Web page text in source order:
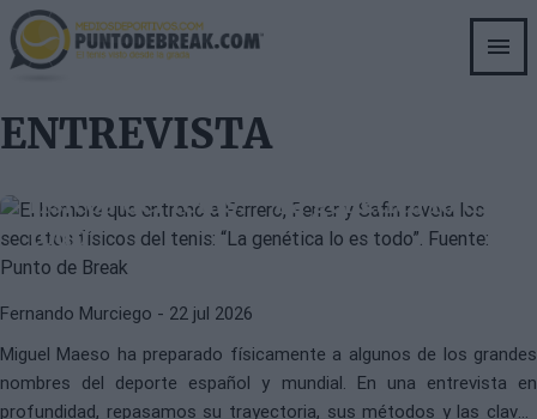
Skip
to
main
ENTREVISTA
El hombre que moldeó a Ferrero,
físicos del tenis: “La genética lo es
todo”
Fernando Murciego - 22 jul 2026
Miguel Maeso ha preparado físicamente a algunos de los grandes
nombres del deporte español y mundial. En una entrevista en
profundidad, repasamos su trayectoria, sus métodos y las claves
ENTREVISTA | Thanasi Kokkinakis:
"Juego con el pectoral a la mitad,